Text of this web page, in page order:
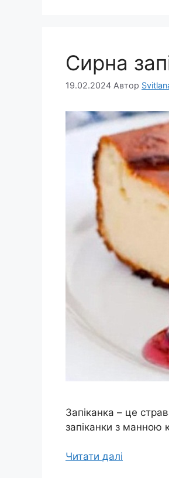
Сирна
19.02.2024 Автор
Запіканка – це
запіканки з манною
Читати далі